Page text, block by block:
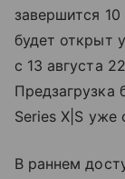
завершится
будет открыт
с 13 августа
Предзагрузка
Series X|S уже
В раннем